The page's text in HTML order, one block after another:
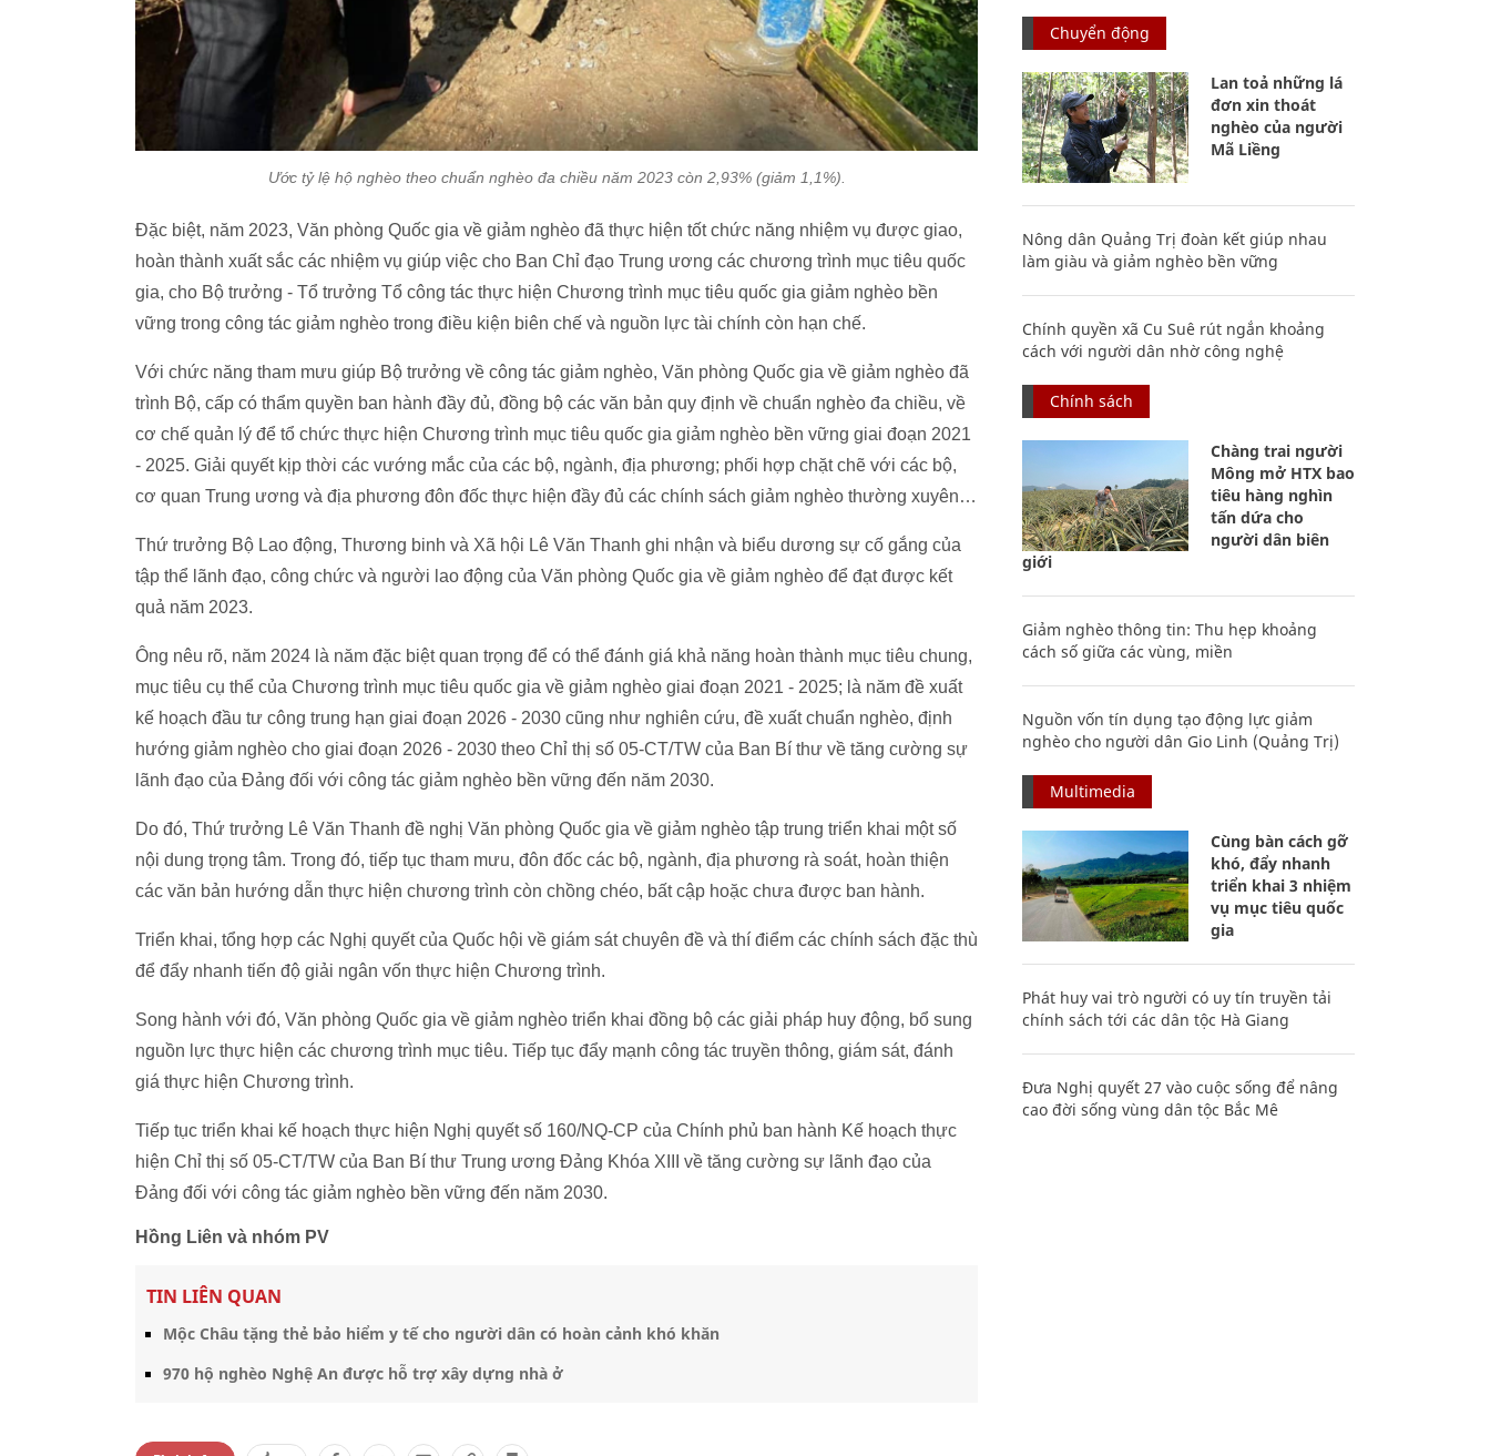
Ước tỷ lệ hộ nghèo theo chuẩn nghèo đa chiều năm 2023 còn 2,93% (giảm 1,1%).
Đặc biệt, năm 2023, Văn phòng Quốc gia về giảm nghèo đã thực hiện tốt chức năng nhiệm vụ được giao,
hoàn thành xuất sắc các nhiệm vụ giúp việc cho Ban Chỉ đạo Trung ương các chương trình mục tiêu quốc
gia, cho Bộ trưởng - Tổ trưởng Tổ công tác thực hiện Chương trình mục tiêu quốc gia giảm nghèo bền
vững trong công tác giảm nghèo trong điều kiện biên chế và nguồn lực tài chính còn hạn chế.
Với chức năng tham mưu giúp Bộ trưởng về công tác giảm nghèo, Văn phòng Quốc gia về giảm nghèo đã
trình Bộ, cấp có thẩm quyền ban hành đầy đủ, đồng bộ các văn bản quy định về chuẩn nghèo đa chiều, về
cơ chế quản lý để tổ chức thực hiện Chương trình mục tiêu quốc gia giảm nghèo bền vững giai đoạn 2021
- 2025. Giải quyết kịp thời các vướng mắc của các bộ, ngành, địa phương; phối hợp chặt chẽ với các bộ,
cơ quan Trung ương và địa phương đôn đốc thực hiện đầy đủ các chính sách giảm nghèo thường xuyên…
Thứ trưởng Bộ Lao động, Thương binh và Xã hội Lê Văn Thanh ghi nhận và biểu dương sự cố gắng của
tập thể lãnh đạo, công chức và người lao động của Văn phòng Quốc gia về giảm nghèo để đạt được kết
quả năm 2023.
Ông nêu rõ, năm 2024 là năm đặc biệt quan trọng để có thể đánh giá khả năng hoàn thành mục tiêu chung,
mục tiêu cụ thể của Chương trình mục tiêu quốc gia về giảm nghèo giai đoạn 2021 - 2025; là năm đề xuất
kế hoạch đầu tư công trung hạn giai đoạn 2026 - 2030 cũng như nghiên cứu, đề xuất chuẩn nghèo, định
hướng giảm nghèo cho giai đoạn 2026 - 2030 theo Chỉ thị số 05-CT/TW của Ban Bí thư về tăng cường sự
lãnh đạo của Đảng đối với công tác giảm nghèo bền vững đến năm 2030.
Do đó, Thứ trưởng Lê Văn Thanh đề nghị Văn phòng Quốc gia về giảm nghèo tập trung triển khai một số
nội dung trọng tâm. Trong đó, tiếp tục tham mưu, đôn đốc các bộ, ngành, địa phương rà soát, hoàn thiện
các văn bản hướng dẫn thực hiện chương trình còn chồng chéo, bất cập hoặc chưa được ban hành.
Triển khai, tổng hợp các Nghị quyết của Quốc hội về giám sát chuyên đề và thí điểm các chính sách đặc thù
để đẩy nhanh tiến độ giải ngân vốn thực hiện Chương trình.
Song hành với đó, Văn phòng Quốc gia về giảm nghèo triển khai đồng bộ các giải pháp huy động, bổ sung
nguồn lực thực hiện các chương trình mục tiêu. Tiếp tục đẩy mạnh công tác truyền thông, giám sát, đánh
giá thực hiện Chương trình.
Tiếp tục triển khai kế hoạch thực hiện Nghị quyết số 160/NQ-CP của Chính phủ ban hành Kế hoạch thực
hiện Chỉ thị số 05-CT/TW của Ban Bí thư Trung ương Đảng Khóa XIII về tăng cường sự lãnh đạo của
Đảng đối với công tác giảm nghèo bền vững đến năm 2030.
Hồng Liên và nhóm PV
TIN LIÊN QUAN
Mộc Châu tặng thẻ bảo hiểm y tế cho người dân có hoàn cảnh khó khăn
970 hộ nghèo Nghệ An được hỗ trợ xây dựng nhà ở
Chuyển động
Lan toả những lá
đơn xin thoát
nghèo của người
Mã Liềng
Nông dân Quảng Trị đoàn kết giúp nhau
làm giàu và giảm nghèo bền vững
Chính quyền xã Cu Suê rút ngắn khoảng
cách với người dân nhờ công nghệ
Chính sách
Chàng trai người
Mông mở HTX bao
tiêu hàng nghìn
tấn dứa cho
người dân biên
giới
Giảm nghèo thông tin: Thu hẹp khoảng
cách số giữa các vùng, miền
Nguồn vốn tín dụng tạo động lực giảm
nghèo cho người dân Gio Linh (Quảng Trị)
Multimedia
Cùng bàn cách gỡ
khó, đẩy nhanh
triển khai 3 nhiệm
vụ mục tiêu quốc
gia
Phát huy vai trò người có uy tín truyền tải
chính sách tới các dân tộc Hà Giang
Đưa Nghị quyết 27 vào cuộc sống để nâng
cao đời sống vùng dân tộc Bắc Mê